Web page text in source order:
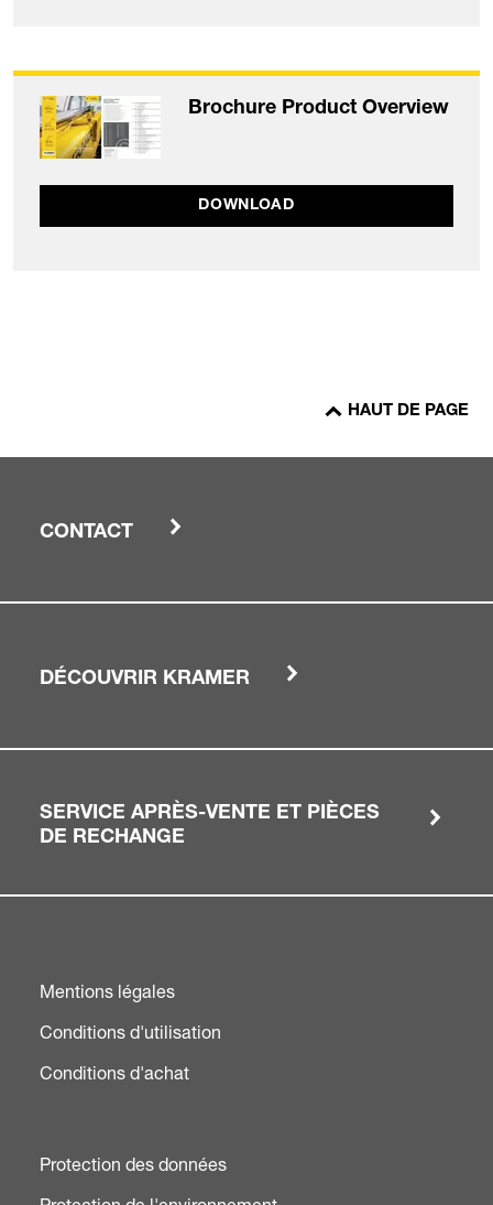
Brochure Product Overview
DOWNLOAD
HAUT DE PAGE
CONTACT
DÉCOUVRIR KRAMER
SERVICE APRÈS-VENTE ET PIÈCES
DE RECHANGE
Mentions légales
Conditions d'utilisation
Conditions d'achat
Protection des données